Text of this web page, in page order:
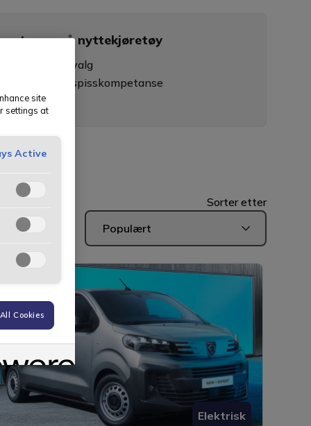
på nyttekjøretøy
største utvalg
med spisskompetanse
års erfaring
Sorter etter
Populært
Elektrisk
site
settings at
Active
Cookies